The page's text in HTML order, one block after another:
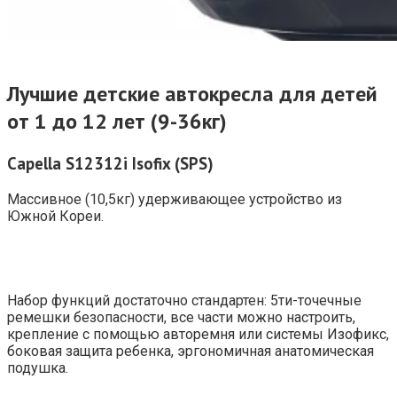
Лучшие детские автокресла для детей
от 1 до 12 лет (9-36кг)
Capella S12312i Isofix (SPS)
Массивное (10,5кг) удерживающее устройство из
Южной Кореи.
Набор функций достаточно стандартен: 5ти-точечные
ремешки безопасности, все части можно настроить,
крепление с помощью авторемня или системы Изофикс,
боковая защита ребенка, эргономичная анатомическая
подушка.